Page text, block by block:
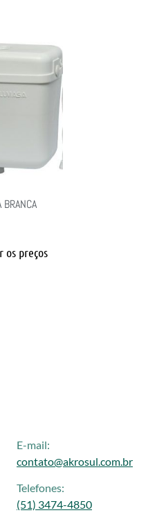
BRANCA
os preços
E-mail:
contato@akrosul.com.br
Telefones:
(51) 3474-4850